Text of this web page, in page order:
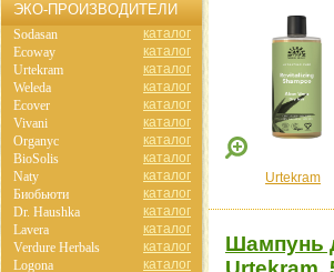
Urtekram
Шампунь
ЭКО-ПРОИЗВОДИТЕЛИ
Sodasan
каталог
Ecoway
каталог
Urtekram
каталог
Weleda
каталог
Ecover
каталог
Vivani
каталог
Organyc
каталог
BioSolis
каталог
Naty
каталог
Биобьюти
каталог
Dr. Haushka
каталог
Lavera
каталог
Verdure Herbals
каталог
Logona
каталог